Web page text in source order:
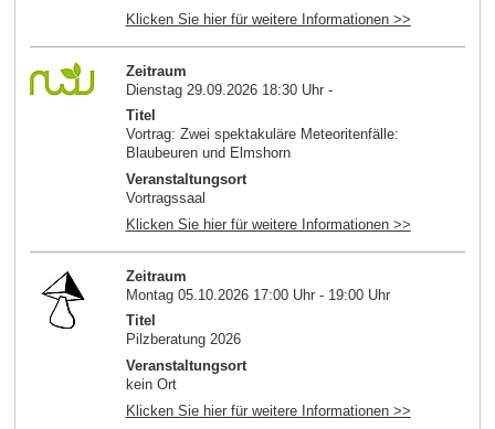
Klicken Sie hier für weitere Informationen >>
Zeitraum
Dienstag 29.09.2026 18:30 Uhr -
Titel
Vortrag: Zwei spektakuläre Meteoritenfälle:
Blaubeuren und Elmshorn
Veranstaltungsort
Vortragssaal
Klicken Sie hier für weitere Informationen >>
Zeitraum
Montag 05.10.2026 17:00 Uhr - 19:00 Uhr
Titel
Pilzberatung 2026
Veranstaltungsort
kein Ort
Klicken Sie hier für weitere Informationen >>